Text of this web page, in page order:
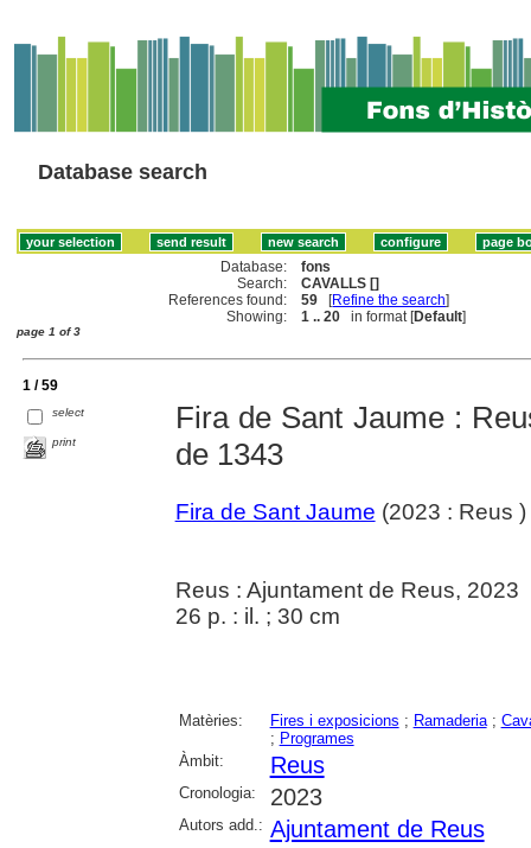
Database search
Database:
fons
Search:
CAVALLS []
References found:
59 [Refine the search]
Showing:
1 .. 20 in format [Default]
page 1 of 3
1 / 59
select
print
Fira de Sant Jaume :
de 1343
Fira de Sant Jaume (2023 : Reus )
Reus : Ajuntament de Reus, 2023
26 p. : il. ; 30 cm
Matèries: Fires i exposicions ; Ramaderia;
; Programes
Àmbit:
Reus
Cronologia: 2023
Autors add.: Ajuntament de Reus